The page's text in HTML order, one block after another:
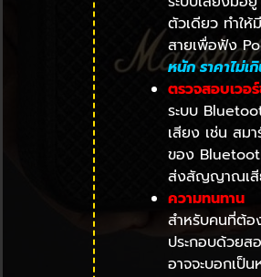
ตัวเดียว ทำให้
สายเพื่อฟัง
หนัก ราคาไม่เ
ตรวจสอบเวอ
ระบบ
เสียง เช่น สม
ของ
ส่งสัญญาณเสีย
ความทนทาน
สำหรับคนที่ต้อ
ประกอบด้วยส
อาจจะบอกเป็